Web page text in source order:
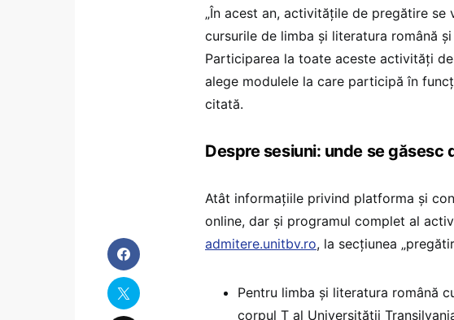
„În acest an, activităţile de pregătire
cursurile de limba şi literatura română
Participarea la toate aceste activităţi
alege modulele la care participă în
citată.
Despre sesiuni: unde se
Atât informaţiile privind platforma şi
online, dar şi programul complet al
admitere.unitbv.ro, la secţiunea
Pentru limba şi literatura română
corpul T al Universităţii